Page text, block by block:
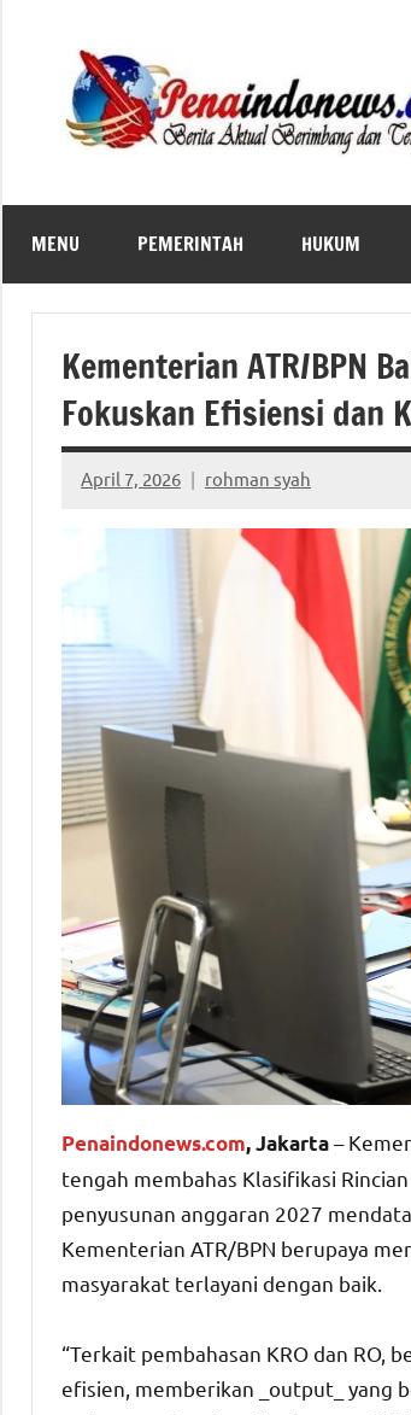
MENU PEMERINTAH HUKUM
Kementerian ATR/BPN
Fokuskan Efisiensi dan
April 7, 2026 rohman syah
No
comments
Penaindonews.com, Jakarta–
tengah membahas Klasifikasi
penyusunan anggaran 2027
Kementerian ATR/BPN berupaya
masyarakat terlayani dengan baik.
“Terkait pembahasan KRO dan
efisien, memberikan _output_ yang